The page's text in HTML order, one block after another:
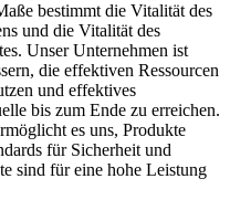
bestimmt die Vitalität des
und die Vitalität des
Unser Unternehmen ist
die effektiven Ressourcen
und effektives
bis zum Ende zu erreichen.
es uns, Produkte
für Sicherheit und
sind für eine hohe Leistung